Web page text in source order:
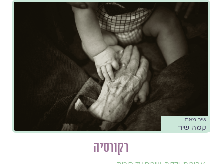
שיר מאת
קמה שיר
רקורסיה